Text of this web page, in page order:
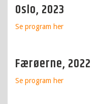
Oslo, 2023
Se program her
Færøerne, 2022
Se program her